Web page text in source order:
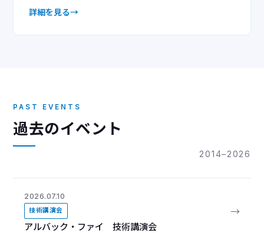
詳細を見る
PAST EVENTS
過去のイベント
2014–2026
2026.07.10
技術講演会
アルバック・ファイ 技術講演会
→